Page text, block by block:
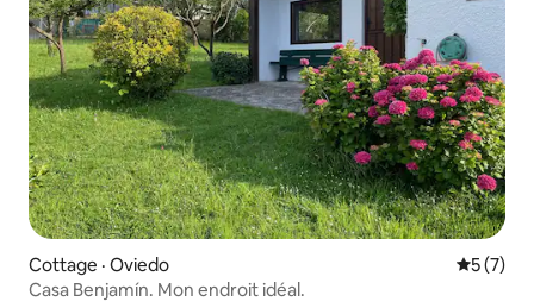
Cottage · Oviedo Note
5 (7)
Casa Benjamín. Mon endroit idéal.